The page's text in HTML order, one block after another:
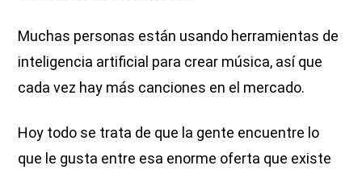
Muchas personas están usando herramientas de
inteligencia artificial para crear música, así que
cada vez hay más canciones en el mercado.
Hoy todo se trata de que la gente encuentre lo
que le gusta entre esa enorme oferta que existe